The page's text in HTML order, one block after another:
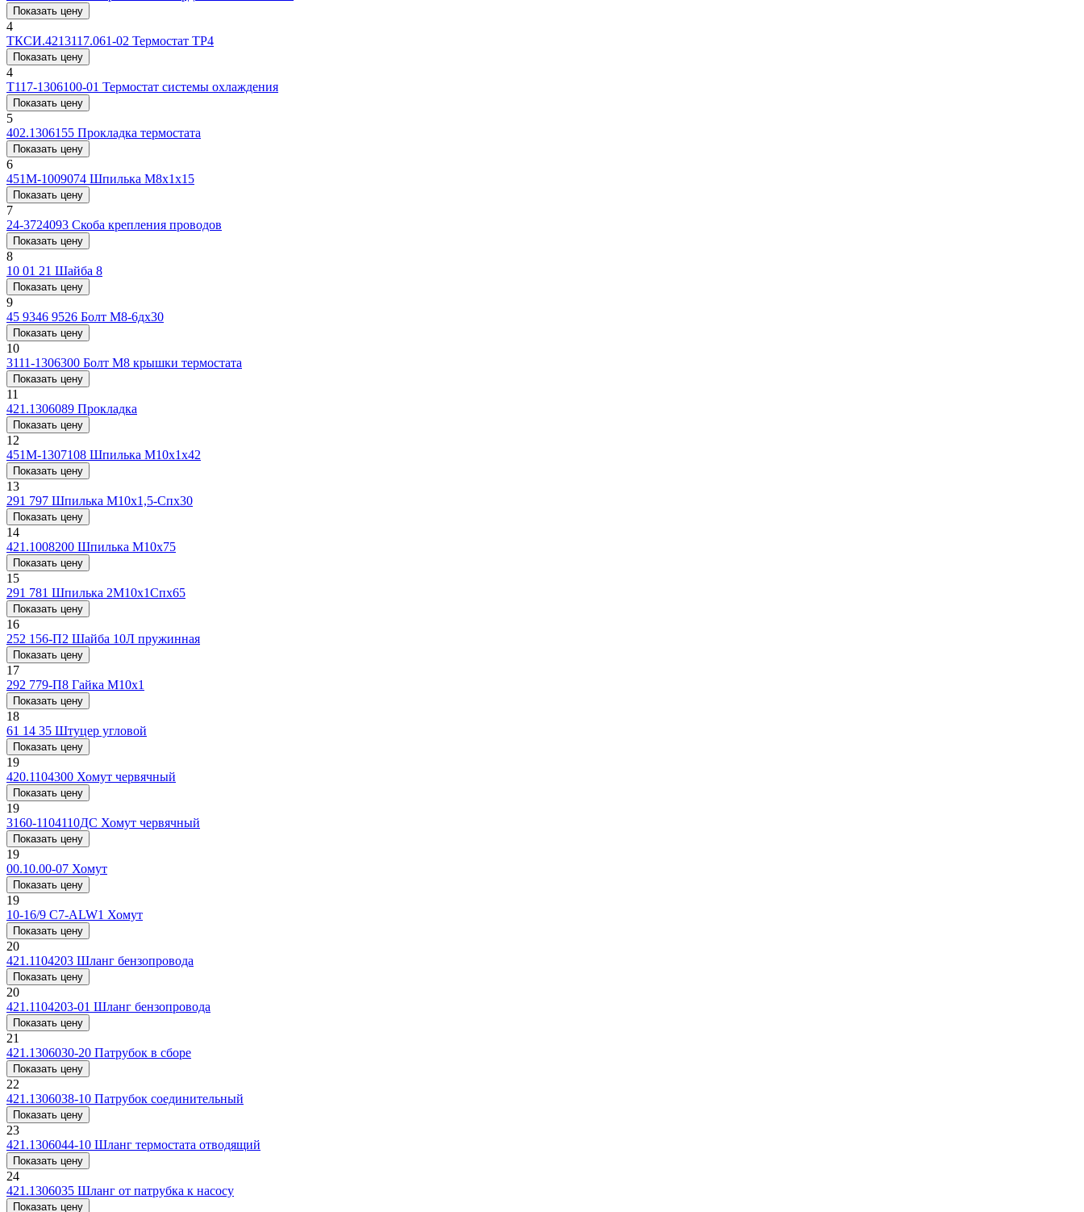
Показать цену
4
ТКСИ.4213117.061-02 Термостат ТР4
Показать цену
4
Т117-1306100-01 Термостат системы охлаждения
Показать цену
5
402.1306155 Прокладка термостата
Показать цену
6
451М-1009074 Шпилька М8х1х15
Показать цену
7
24-3724093 Скоба крепления проводов
Показать цену
8
10 01 21 Шайба 8
Показать цену
9
45 9346 9526 Болт М8-6дх30
Показать цену
10
3111-1306300 Болт М8 крышки термостата
Показать цену
11
421.1306089 Прокладка
Показать цену
12
451М-1307108 Шпилька М10х1х42
Показать цену
13
291 797 Шпилька М10х1,5-Спх30
Показать цену
14
421.1008200 Шпилька М10х75
Показать цену
15
291 781 Шпилька 2М10х1Спх65
Показать цену
16
252 156-П2 Шайба 10Л пружинная
Показать цену
17
292 779-П8 Гайка М10х1
Показать цену
18
61 14 35 Штуцер угловой
Показать цену
19
420.1104300 Хомут червячный
Показать цену
19
3160-1104110ДС Хомут червячный
Показать цену
19
00.10.00-07 Хомут
Показать цену
19
10-16/9 C7-ALW1 Хомут
Показать цену
20
421.1104203 Шланг бензопровода
Показать цену
20
421.1104203-01 Шланг бензопровода
Показать цену
21
421.1306030-20 Патрубок в сборе
Показать цену
22
421.1306038-10 Патрубок соединительный
Показать цену
23
421.1306044-10 Шланг термостата отводящий
Показать цену
24
421.1306035 Шланг от патрубка к насосу
Показать цену